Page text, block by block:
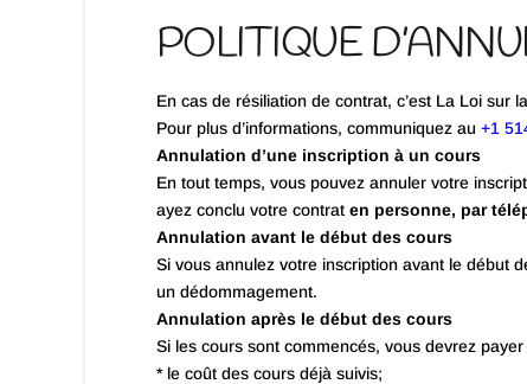
POLITIQUE
En cas de résiliation de contrat, c’est La Loi sur
Pour plus d’informations, communiquez au +1
Annulation d’une inscription à un cours
En tout temps, vous pouvez annuler votre
ayez conclu votre contrat en personne, par
Annulation avant le début des cours
Si vous annulez votre inscription avant le début
un dédommagement.
Annulation après le début des cours
Si les cours sont commencés, vous devrez
* le coût des cours déjà suivis;